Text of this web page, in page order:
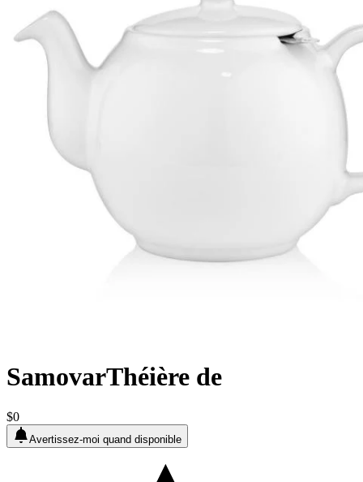
SamovarThéière de
$0
Avertissez-moi quand disponible